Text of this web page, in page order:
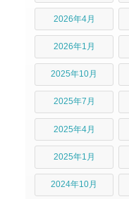
2026年4月
2026年1月
2025年10月
2025年7月
2025年4月
2025年1月
2024年10月